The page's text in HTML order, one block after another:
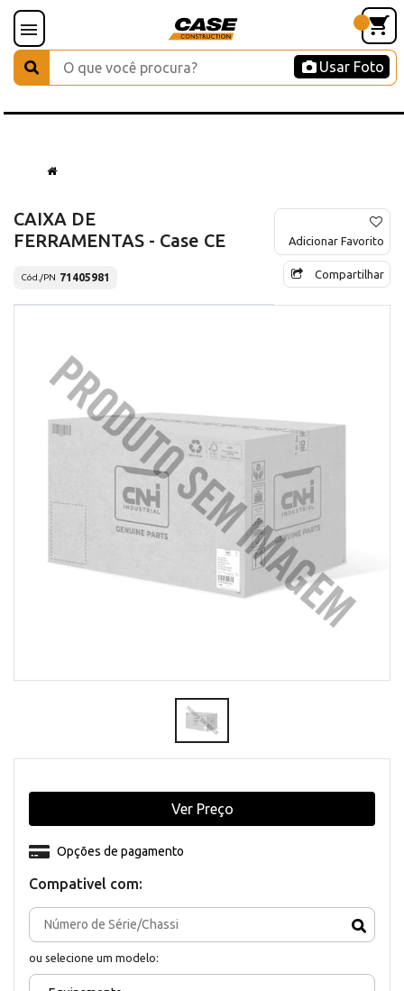
Usar Foto
CAIXA DE
FERRAMENTAS - Case CE
Cód./PN 71405981
Adicionar Favorito
Compartilhar
Compativel com:
ou selecione um modelo:
Opções de pagamento
Ver Preço